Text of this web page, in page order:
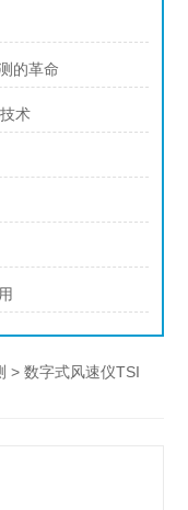
的革命
术
> 数字式风速仪TSI